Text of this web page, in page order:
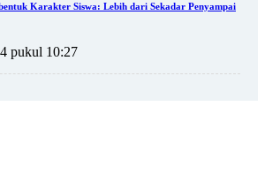
Karakter Siswa: Lebih dari Sekadar Penyampai
pukul 10:27